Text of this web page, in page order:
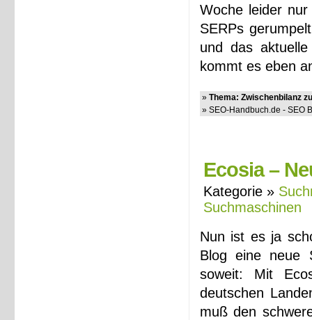
Woche leider
SERPs
und das
kommt es eben
» Thema: Zwischenbilanz
» SEO-Handbuch.de - SEO
Ecosia –
Kategorie »
Suchmaschinen
Nun ist es ja
Blog eine neue
soweit: Mit
deutschen
muß den